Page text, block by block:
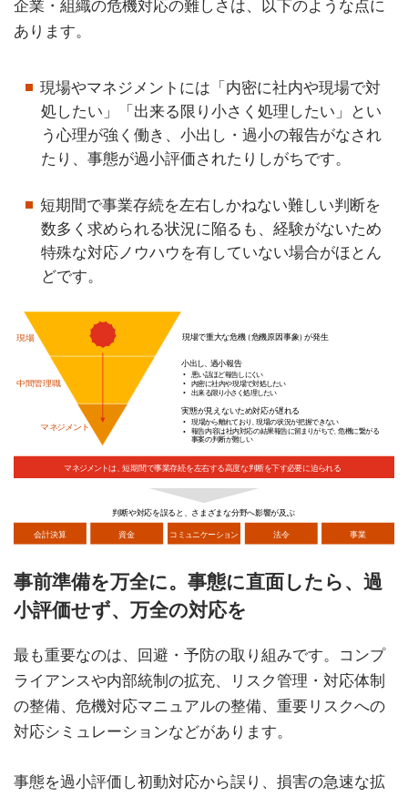
企業・組織の危機対応の難しさは、以下のような点に
あります。
現場やマネジメントには「内密に社内や現場で対
処したい」「出来る限り小さく処理したい」とい
う心理が強く働き、小出し・過小の報告がなされ
たり、事態が過小評価されたりしがちです。
短期間で事業存続を左右しかねない難しい判断を
数多く求められる状況に陥るも、経験がないため
特殊な対応ノウハウを有していない場合がほとん
どです。
事前準備を万全に。事態に直面したら、過
小評価せず、万全の対応を
最も重要なのは、回避・予防の取り組みです。コンプ
ライアンスや内部統制の拡充、リスク管理・対応体制
の整備、危機対応マニュアルの整備、重要リスクへの
対応シミュレーションなどがあります。
事態を過小評価し初動対応から誤り、損害の急速な拡